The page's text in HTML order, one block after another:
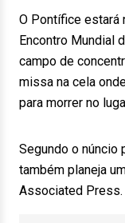
O Pontífice estará
Encontro Mundial
campo de
missa na cela
para morrer no
Segundo o núncio
também planeja
Associated Press.